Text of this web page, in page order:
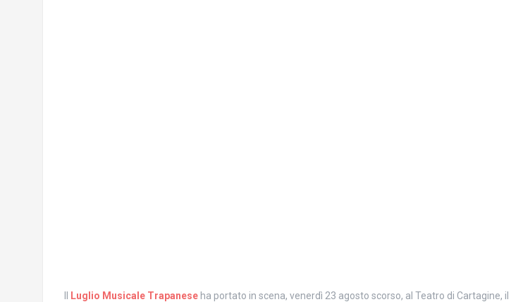
Luglio Musicale Trapaneseha portato in scena, venerdì 23 agosto scorso, al Teatro di Cartagine, il